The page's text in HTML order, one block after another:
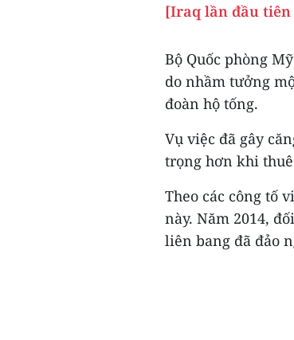
[Iraq lần đầu tiên
Bộ Quốc phòng
do nhầm tưởng
đoàn hộ tống.
Vụ việc đã gây
trọng hơn khi
Theo các công tố
này. Năm 2014,
liên bang đã đảo